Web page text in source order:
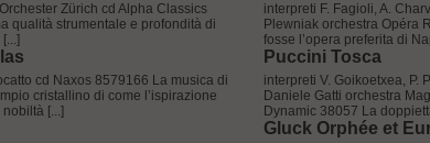
Zürich cd Alpha Classics
qualità strumentale e profondità di
cd Naxos 8579166 La musica di
cristallino di come l’ispirazione
[...]
interpreti F. Fagioli, A.
Plewniak orchestra Opéra
fosse l’opera preferita di
Puccini Tosca
interpreti V. Goikoetxea, P.
Daniele Gatti orchestra
Dynamic 38057 La
Gluck Orphée et